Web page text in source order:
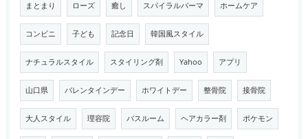
まとまり ローズ 癒し スパイラルパーマ ホームケア
コンビニ 子ども 記念日 韓国風スタイル
ナチュラルスタイル スタイリング剤 Yahoo アプリ
山口県 バレンタインデー ホワイトデー 整骨院 接骨院
大人スタイル 理容院 バスルーム ヘアカラー剤 ポケモン